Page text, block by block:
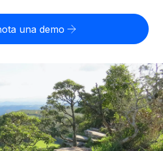
la gestione HR e la
nella tua piattaforma in modo
Login
una demo